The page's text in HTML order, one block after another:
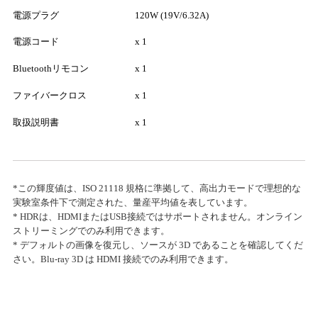
電源プラグ 120W (19V/6.32A)
電源コード x 1
Bluetoothリモコン x 1
ファイバークロス x 1
取扱説明書 x 1
*この輝度値は、ISO 21118 規格に準拠して、高出力モードで理想的な
実験室条件下で測定された、量産平均値を表しています。
* HDRは、HDMIまたはUSB接続ではサポートされません。オンライン
ストリーミングでのみ利用できます。
* デフォルトの画像を復元し、ソースが 3D であることを確認してくだ
さい。Blu-ray 3D は HDMI 接続でのみ利用できます。